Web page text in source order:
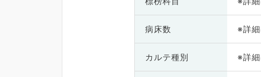
病床数 ※詳
カルテ種別 ※詳